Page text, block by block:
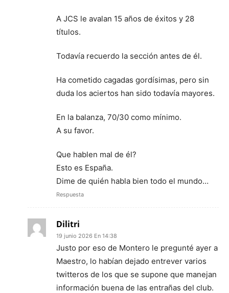
A JCS le avalan 15 años de éxitos y 28
títulos.
Todavía recuerdo la sección antes de él.
Ha cometido cagadas gordísimas, pero sin
duda los aciertos han sido todavía mayores.
En la balanza, 70/30 como mínimo.
A su favor.
Que hablen mal de él?
Esto es España.
Dime de quién habla bien todo el mundo…
Respuesta
Dilitri
19 junio 2026 En 14:38
Justo por eso de Montero le pregunté ayer a
Maestro, lo habían dejado entrever varios
twitteros de los que se supone que manejan
información buena de las entrañas del club.